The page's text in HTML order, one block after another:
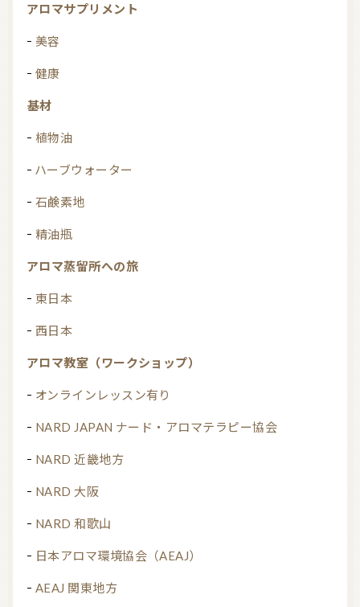
アロマサプリメント
美容
健康
基材
植物油
ハーブウォーター
石鹸素地
精油瓶
アロマ蒸留所への旅
東日本
西日本
アロマ教室（ワークショップ）
オンラインレッスン有り
NARD JAPAN ナード・アロマテラピー協会
NARD 近畿地方
NARD 大阪
NARD 和歌山
日本アロマ環境協会（AEAJ）
AEAJ 関東地方